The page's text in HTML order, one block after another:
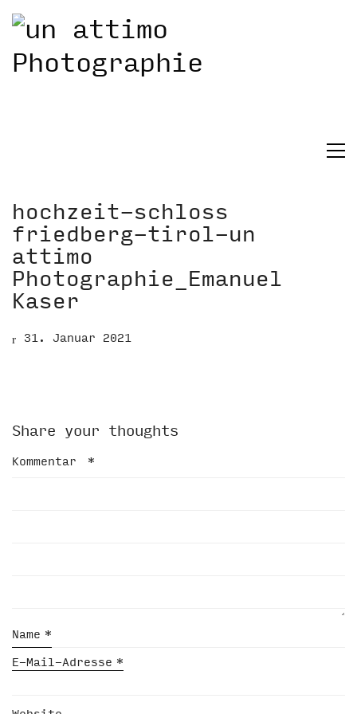
hochzeit-schloss
friedberg-tirol-un
attimo
Photographie_Emanuel
Kaser
31. Januar 2021
Share your thoughts
Kommentar *
Name *
E-Mail-Adresse *